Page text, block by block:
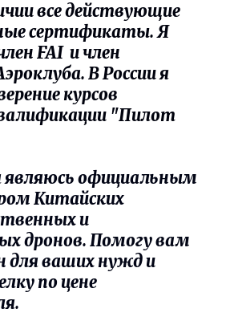
все действующие
сертификаты. Я
FAI и член
В России я
курсов
"Пилот
являюсь официальным
Китайских
и
дронов. Помогу вам
для ваших нужд и
по цене